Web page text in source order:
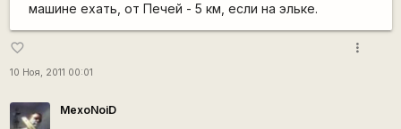
машине ехать, от Печей - 5 км, если на эльке.
favorite_border
10 Ноя, 2011 00:01
more_vert
MexoNoiD